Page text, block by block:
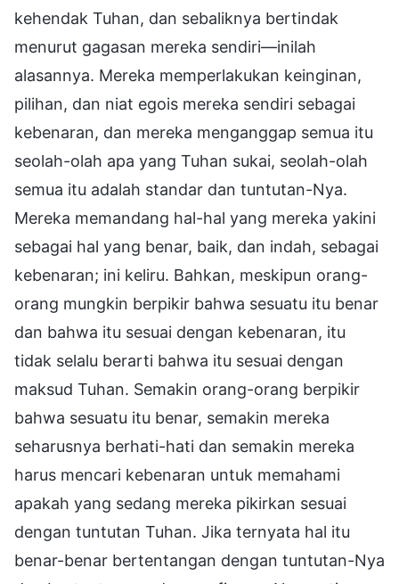
kehendak Tuhan, dan sebaliknya bertindak
menurut gagasan mereka sendiri—inilah
alasannya. Mereka memperlakukan keinginan,
pilihan, dan niat egois mereka sendiri sebagai
kebenaran, dan mereka menganggap semua itu
seolah-olah apa yang Tuhan sukai, seolah-olah
semua itu adalah standar dan tuntutan-Nya.
Mereka memandang hal-hal yang mereka yakini
sebagai hal yang benar, baik, dan indah, sebagai
kebenaran; ini keliru. Bahkan, meskipun orang-
orang mungkin berpikir bahwa sesuatu itu benar
dan bahwa itu sesuai dengan kebenaran, itu
tidak selalu berarti bahwa itu sesuai dengan
maksud Tuhan. Semakin orang-orang berpikir
bahwa sesuatu itu benar, semakin mereka
seharusnya berhati-hati dan semakin mereka
harus mencari kebenaran untuk memahami
apakah yang sedang mereka pikirkan sesuai
dengan tuntutan Tuhan. Jika ternyata hal itu
benar-benar bertentangan dengan tuntutan-Nya